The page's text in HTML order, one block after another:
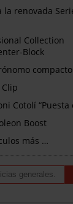
la renovada
Collection
Block
compacto
Clip
Cotolí “Puesta
Boost
más …